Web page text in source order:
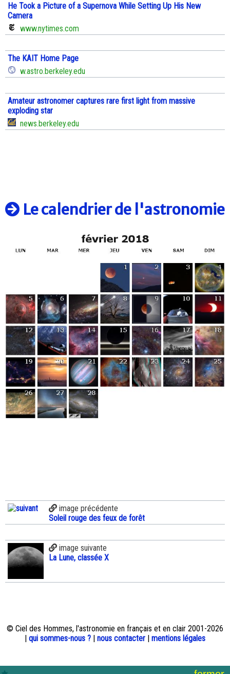
He Took a Picture of a Supernova While Setting Up His New
Camera
www.nytimes.com
The KAIT Home Page
w.astro.berkeley.edu
Amateur astronomer captures rare first light from massive
exploding star
news.berkeley.edu
Le calendrier de l'astronomie
image précédente
Soleil rouge des feux de forêt
image suivante
La Lune, classée X
© Ciel des Hommes, l'astronomie en français et en clair 2001-2026
| qui sommes-nous ? | nous contacter | mentions légales